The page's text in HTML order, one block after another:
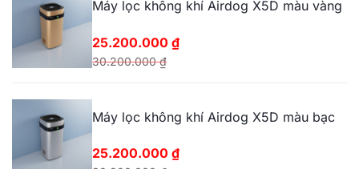
Máy lọc không khí Airdog X5D màu vàng
30.200.000₫
gốc
là:
25.200.000 ₫
hiện
tại
25.200.000 ₫.
Máy lọc không khí Airdog X5D màu bạc
25.200.000 ₫